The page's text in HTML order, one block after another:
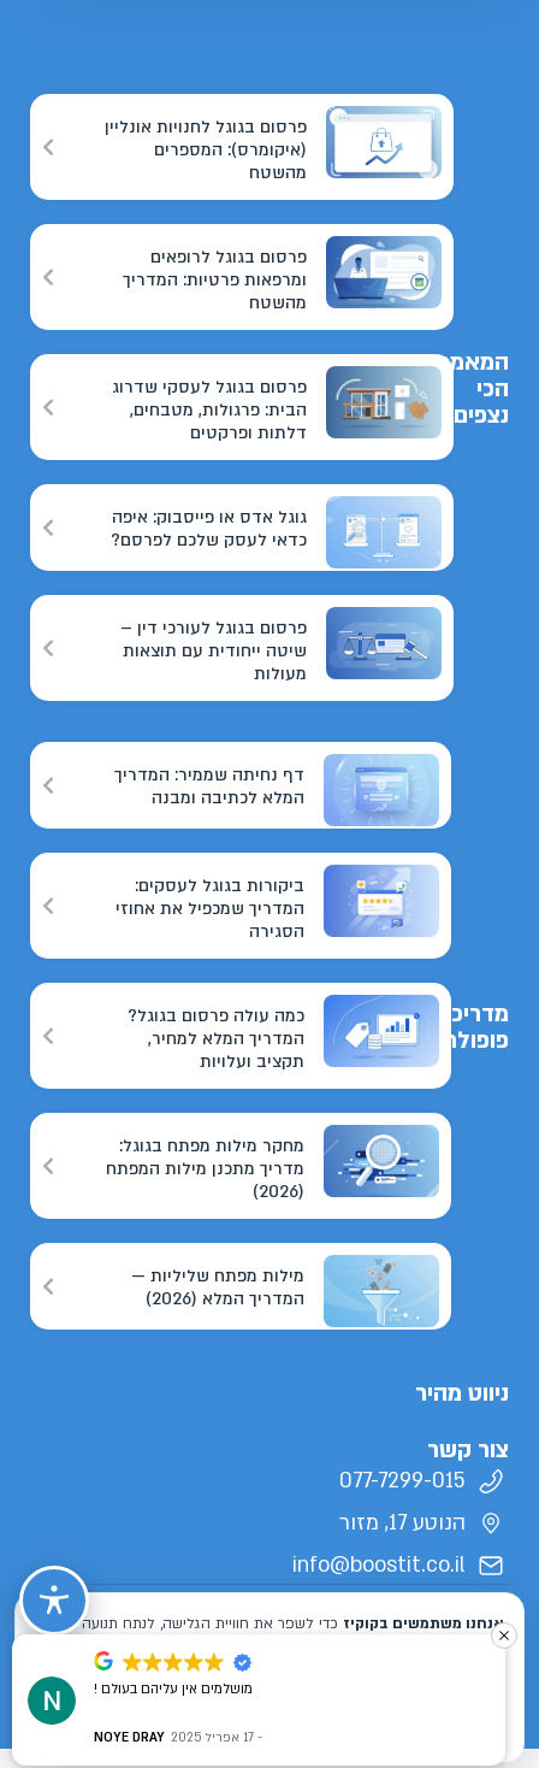
המאמרים
הכי
נצפים
פרסום בגוגל לחנויות אונליין
(איקומרס): המספרים
מהשטח
פרסום בגוגל לרופאים
ומרפאות פרטיות: המדריך
מהשטח
פרסום בגוגל לעסקי שדרוג
הבית: פרגולות, מטבחים,
דלתות ופרקטים
גוגל אדס או פייסבוק: איפה
כדאי לעסק שלכם לפרסם?
פרסום בגוגל לעורכי דין –
שיטה ייחודית עם תוצאות
מעולות
מדריכים
פופולריים
דף נחיתה שממיר: המדריך
המלא לכתיבה ומבנה
ביקורות בגוגל לעסקים:
המדריך שמכפיל את אחוזי
הסגירה
כמה עולה פרסום בגוגל?
המדריך המלא למחיר,
תקציב ועלויות
מחקר מילות מפתח בגוגל:
מדריך מתכנן מילות המפתח
(2026)
מילות מפתח שליליות —
המדריך המלא (2026)
ניווט מהיר
צור קשר
077-7299-015
הנוטע 17, מזור
info@boostit.co.il
מדיניות פרטיות הצהרת נגישות
מפת אתר
כל הזכויות שמורות לבוסטיט 2026 ©
Designed & Developed by
מושלמים אין עליהם בעולם !
NOYE DRAY 17 אפריל 2025